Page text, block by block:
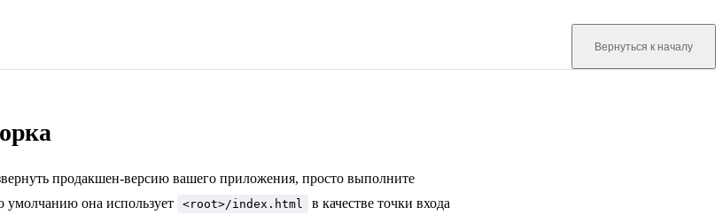
Вернуться к началу
продакшен-версию вашего приложения, просто выполните
умолчанию она использует <root>/index.html
в качестве точки входа